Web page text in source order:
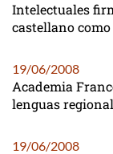
Intelectuales
castellano
19/06/2008
Academia
lenguas
19/06/2008